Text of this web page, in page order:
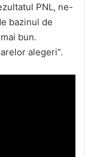
PNL, ne-
bazinul de
bun.
alegeri”.